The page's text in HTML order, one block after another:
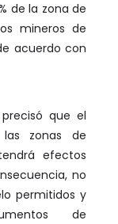
de la zona de
mineros de
acuerdo con
que el
zonas de
efectos
no
permitidos y
de